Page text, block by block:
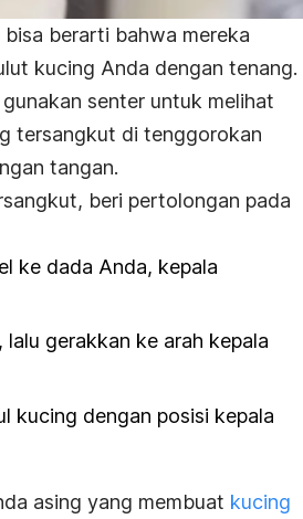
berarti bahwa mereka
kucing Anda dengan tenang.
senter untuk melihat
tersangkut di tenggorokan
tangan.
beri pertolongan pada
ke dada Anda, kepala
gerakkan ke arah kepala
kucing dengan posisi kepala
asing yang membuat kucing